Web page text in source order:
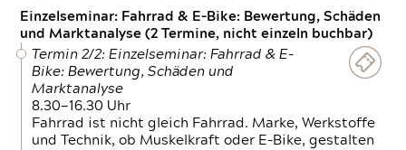
Einzelseminar: Fahrrad & E-Bike: Bewertung, Schäden
und Marktanalyse (2 Termine, nicht einzeln buchbar)
Termin 2/2: Einzelseminar: Fahrrad & E-
Bike: Bewertung, Schäden und
Marktanalyse
8.30—16.30 Uhr
Fahrrad ist nicht gleich Fahrrad. Marke, Werkstoffe
und Technik, ob Muskelkraft oder E-Bike, gestalten